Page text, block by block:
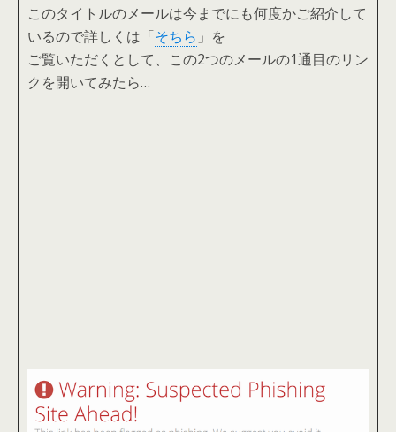
このタイトルのメールは今までにも何度かご紹介して
いるので詳しくは「そちら 」を
ご覧いただくとして、この2つのメールの1通目のリン
クを開いてみたら…